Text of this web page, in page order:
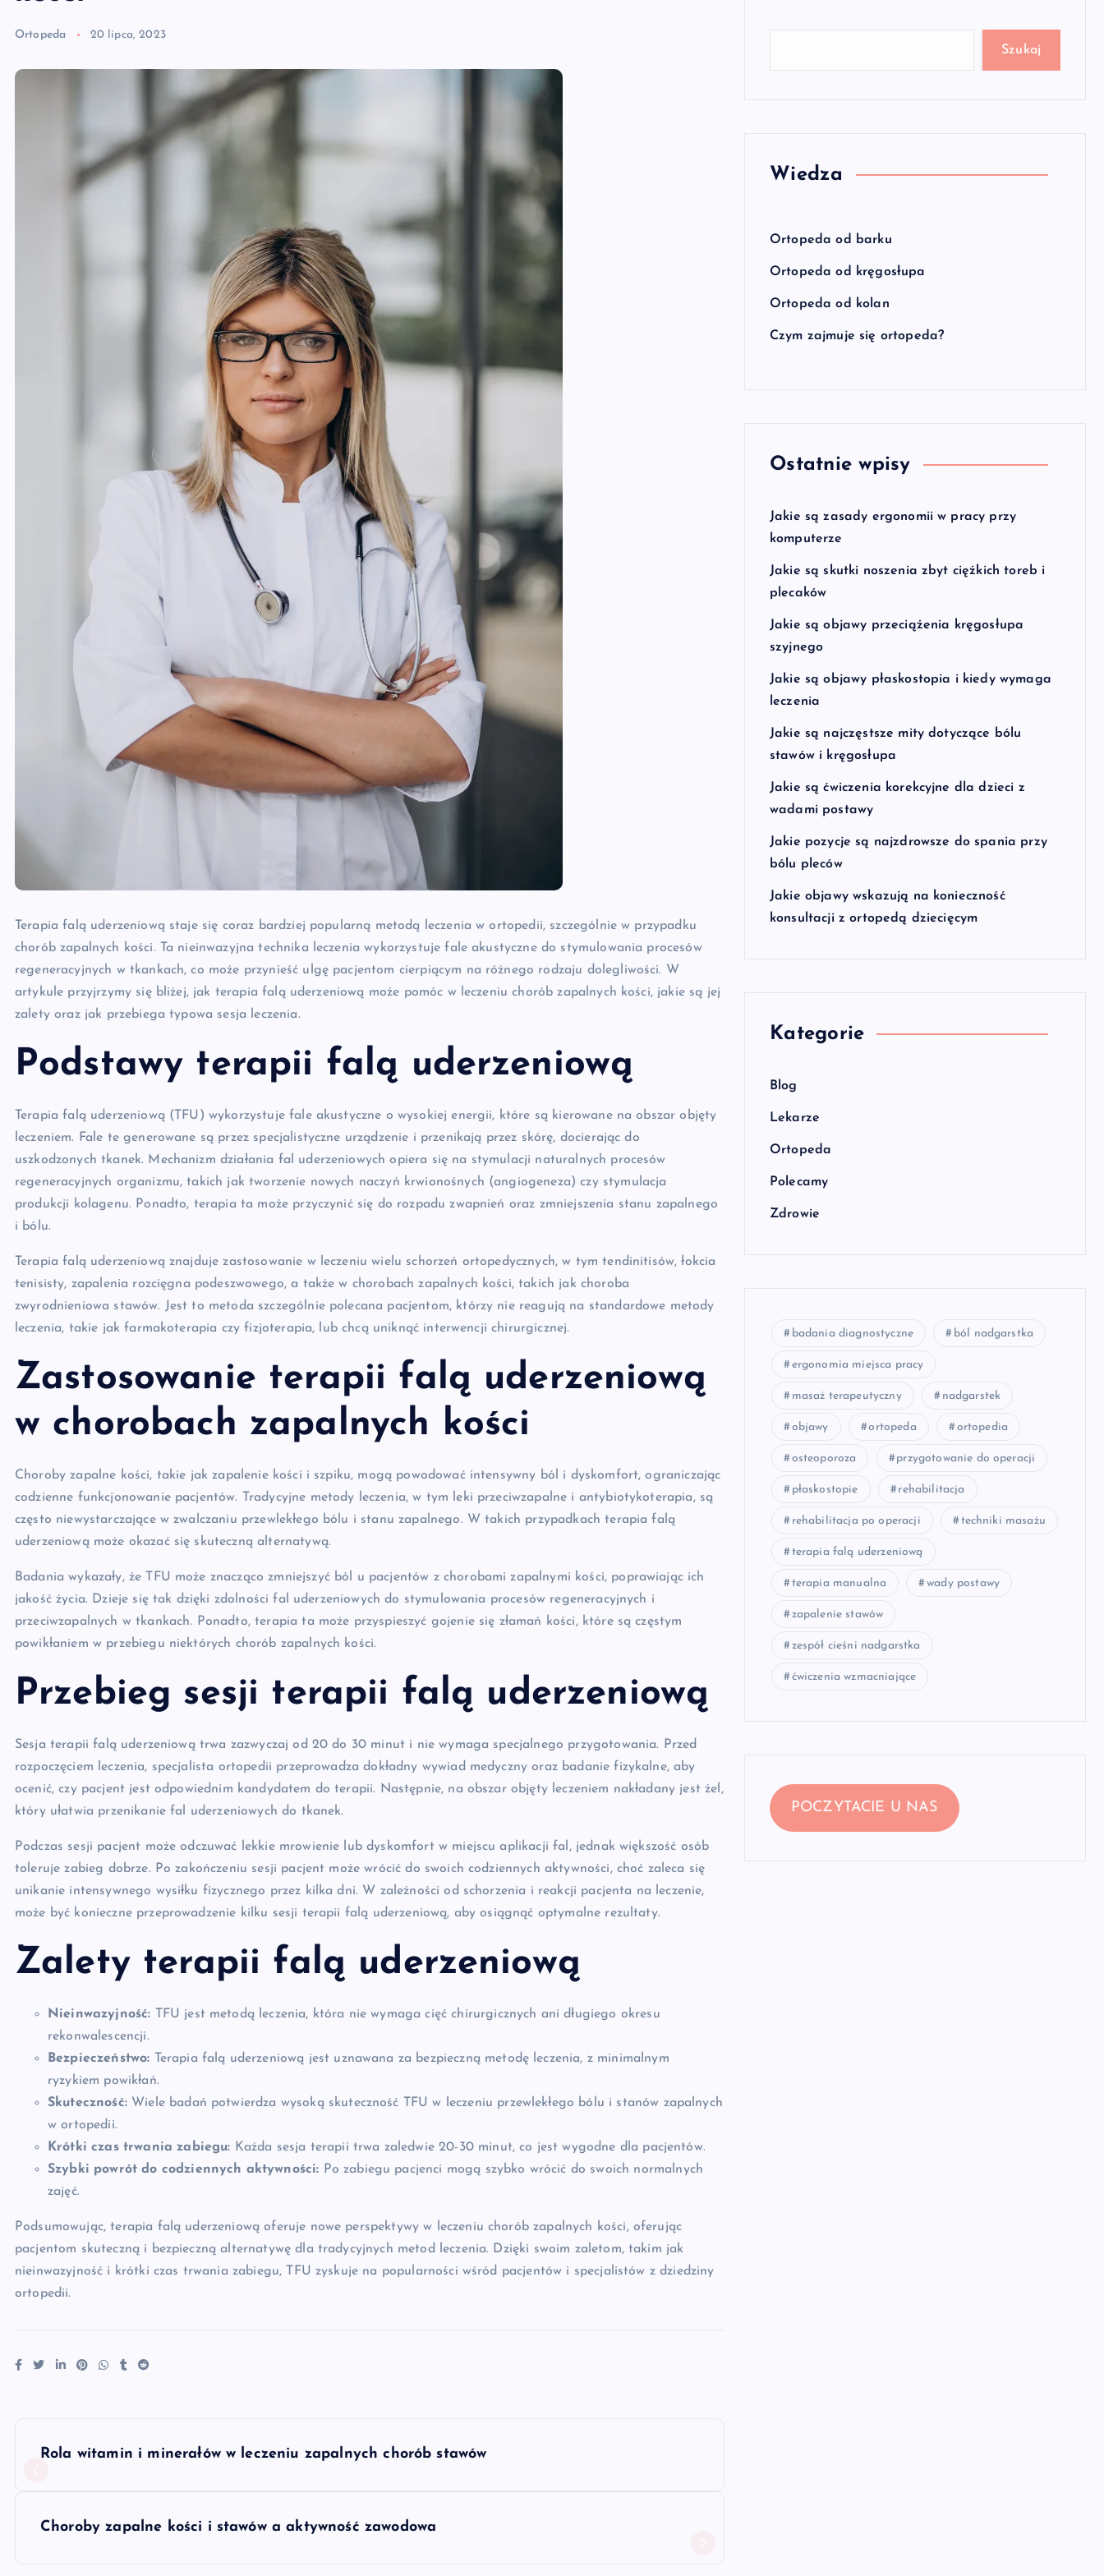
Ortopeda 20 lipca, 2023
Terapia falą uderzeniową staje się coraz bardziej popularną metodą leczenia w ortopedii, szczególnie w przypadku
chorób zapalnych kości. Ta nieinwazyjna technika leczenia wykorzystuje fale akustyczne do stymulowania procesów
regeneracyjnych w tkankach, co może przynieść ulgę pacjentom cierpiącym na różnego rodzaju dolegliwości. W
artykule przyjrzymy się bliżej, jak terapia falą uderzeniową może pomóc w leczeniu chorób zapalnych kości, jakie są jej
zalety oraz jak przebiega typowa sesja leczenia.
Podstawy terapii falą uderzeniową
Terapia falą uderzeniową (TFU) wykorzystuje fale akustyczne o wysokiej energii, które są kierowane na obszar objęty
leczeniem. Fale te generowane są przez specjalistyczne urządzenie i przenikają przez skórę, docierając do
uszkodzonych tkanek. Mechanizm działania fal uderzeniowych opiera się na stymulacji naturalnych procesów
regeneracyjnych organizmu, takich jak tworzenie nowych naczyń krwionośnych (angiogeneza) czy stymulacja
produkcji kolagenu. Ponadto, terapia ta może przyczynić się do rozpadu zwapnień oraz zmniejszenia stanu zapalnego
i bólu.
Terapia falą uderzeniową znajduje zastosowanie w leczeniu wielu schorzeń ortopedycznych, w tym tendinitisów, łokcia
tenisisty, zapalenia rozcięgna podeszwowego, a także w chorobach zapalnych kości, takich jak choroba
zwyrodnieniowa stawów. Jest to metoda szczególnie polecana pacjentom, którzy nie reagują na standardowe metody
leczenia, takie jak farmakoterapia czy fizjoterapia, lub chcą uniknąć interwencji chirurgicznej.
Zastosowanie terapii falą uderzeniową
w chorobach zapalnych kości
Choroby zapalne kości, takie jak zapalenie kości i szpiku, mogą powodować intensywny ból i dyskomfort, ograniczając
codzienne funkcjonowanie pacjentów. Tradycyjne metody leczenia, w tym leki przeciwzapalne i antybiotykoterapia, są
często niewystarczające w zwalczaniu przewlekłego bólu i stanu zapalnego. W takich przypadkach terapia falą
uderzeniową może okazać się skuteczną alternatywą.
Badania wykazały, że TFU może znacząco zmniejszyć ból u pacjentów z chorobami zapalnymi kości, poprawiając ich
jakość życia. Dzieje się tak dzięki zdolności fal uderzeniowych do stymulowania procesów regeneracyjnych i
przeciwzapalnych w tkankach. Ponadto, terapia ta może przyspieszyć gojenie się złamań kości, które są częstym
powikłaniem w przebiegu niektórych chorób zapalnych kości.
Przebieg sesji terapii falą uderzeniową
Sesja terapii falą uderzeniową trwa zazwyczaj od 20 do 30 minut i nie wymaga specjalnego przygotowania. Przed
rozpoczęciem leczenia, specjalista ortopedii przeprowadza dokładny wywiad medyczny oraz badanie fizykalne, aby
ocenić, czy pacjent jest odpowiednim kandydatem do terapii. Następnie, na obszar objęty leczeniem nakładany jest żel,
który ułatwia przenikanie fal uderzeniowych do tkanek.
Podczas sesji pacjent może odczuwać lekkie mrowienie lub dyskomfort w miejscu aplikacji fal, jednak większość osób
toleruje zabieg dobrze. Po zakończeniu sesji pacjent może wrócić do swoich codziennych aktywności, choć zaleca się
unikanie intensywnego wysiłku fizycznego przez kilka dni. W zależności od schorzenia i reakcji pacjenta na leczenie,
może być konieczne przeprowadzenie kilku sesji terapii falą uderzeniową, aby osiągnąć optymalne rezultaty.
Zalety terapii falą uderzeniową
Nieinwazyjność: TFU jest metodą leczenia, która nie wymaga cięć chirurgicznych ani długiego okresu
rekonwalescencji.
Bezpieczeństwo: Terapia falą uderzeniową jest uznawana za bezpieczną metodę leczenia, z minimalnym
ryzykiem powikłań.
Skuteczność:Wiele badań potwierdza wysoką skuteczność TFU w leczeniu przewlekłego bólu i stanów zapalnych
w ortopedii.
Krótki czas trwania zabiegu: Każda sesja terapii trwa zaledwie 20-30 minut, co jest wygodne dla pacjentów.
Szybki powrót do codziennych aktywności: Po zabiegu pacjenci mogą szybko wrócić do swoich normalnych
zajęć.
Podsumowując, terapia falą uderzeniową oferuje nowe perspektywy w leczeniu chorób zapalnych kości, oferując
pacjentom skuteczną i bezpieczną alternatywę dla tradycyjnych metod leczenia. Dzięki swoim zaletom, takim jak
nieinwazyjność i krótki czas trwania zabiegu, TFU zyskuje na popularności wśród pacjentów i specjalistów z dziedziny
ortopedii.
NRola witamin i minerałów w leczeniu zapalnych chorób stawów
Choroby zapalne kości i stawów a aktywność zawodowa
Szukaj
Wiedza
Ortopeda od barku
Ortopeda od kręgosłupa
Ortopeda od kolan
Czym zajmuje się ortopeda?
Ostatnie wpisy
Jakie są zasady ergonomii w pracy przy
komputerze
Jakie są skutki noszenia zbyt ciężkich toreb i
plecaków
Jakie są objawy przeciążenia kręgosłupa
szyjnego
Jakie są objawy płaskostopia i kiedy wymaga
leczenia
Jakie są najczęstsze mity dotyczące bólu
stawów i kręgosłupa
Jakie są ćwiczenia korekcyjne dla dzieci z
wadami postawy
Jakie pozycje są najzdrowsze do spania przy
bólu pleców
Jakie objawy wskazują na konieczność
konsultacji z ortopedą dziecięcym
Kategorie
Blog
Lekarze
Ortopeda
Polecamy
Zdrowie
badania diagnostyczne ból nadgarstka
ergonomia miejsca pracy
masaż terapeutyczny nadgarstek
objawy ortopeda ortopedia
osteoporoza przygotowanie do operacji
płaskostopie rehabilitacja
rehabilitacja po operacji techniki masażu
terapia falą uderzeniową
terapia manualna wady postawy
zapalenie stawów
zespół cieśni nadgarstka
ćwiczenia wzmacniające
POCZYTACIE U NAS